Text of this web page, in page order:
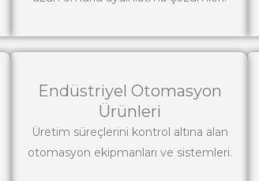
Endüstriyel Otomasyon
Ürünleri
Üretim süreçlerini kontrol altına alan
otomasyon ekipmanları ve sistemleri.